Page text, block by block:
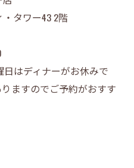
タワー43 2階
はディナーがお休みで
ますのでご予約がおすす